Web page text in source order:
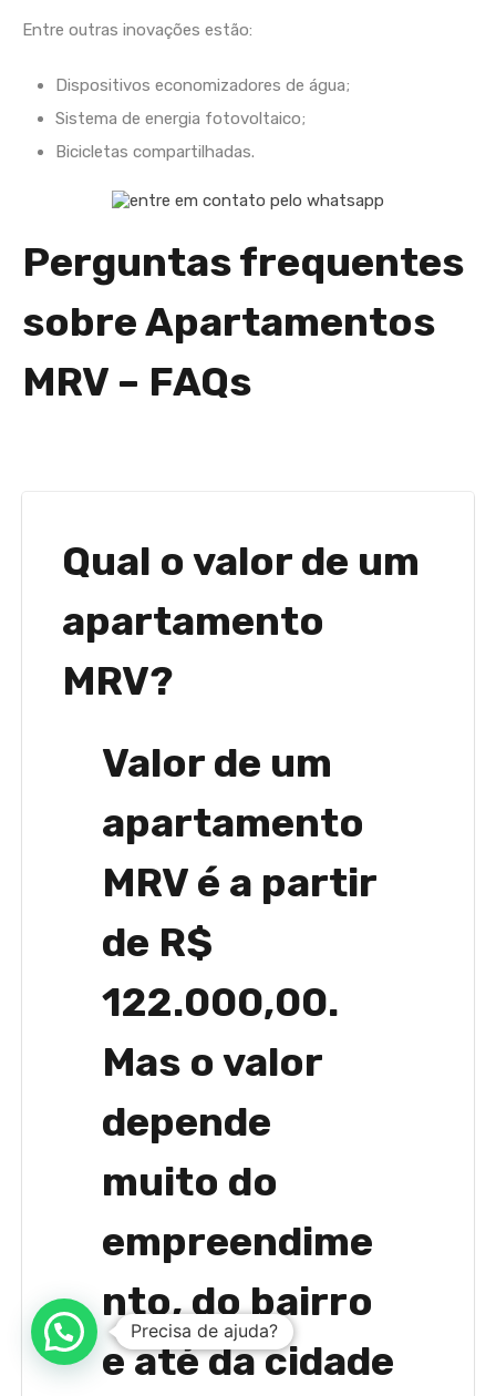
Entre outras inovações estão:
Dispositivos economizadores de água;
Sistema de energia fotovoltaico;
Bicicletas compartilhadas.
Perguntas frequentes
sobre Apartamentos
MRV – FAQs
Qual o valor de um
apartamento
MRV?
Valor de um
apartamento
MRV é a partir
de R$
122.000,00.
Mas o valor
depende
muito do
empreendime
nto, do bairro
e até da cidade
Precisa de ajuda?